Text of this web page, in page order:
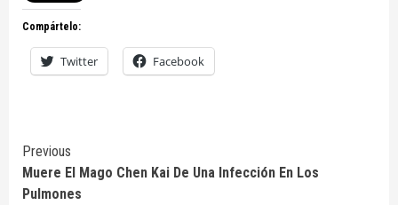
Compártelo:
Twitter Facebook
Continue
Reading
Previous
Muere El Mago Chen Kai De Una Infección En Los
Pulmones